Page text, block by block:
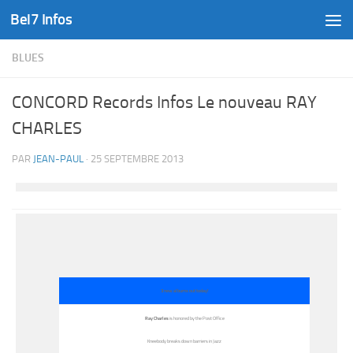
Skip to content
Bel7 Infos
BLUES
CONCORD Records Infos Le nouveau RAY
CHARLES
PAR JEAN-PAUL · 25 SEPTEMBRE 2013
3 new albums out today!
Ray Charlesis honored by the Post Office
Kneebody breaks down barriers in Jazz